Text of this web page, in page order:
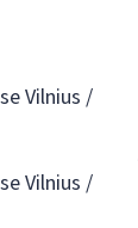
Vilnius /
Vilnius /